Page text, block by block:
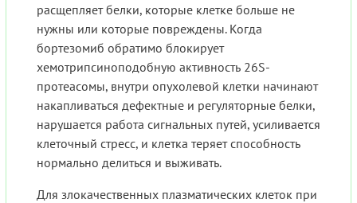
расщепляет белки, которые клетке больше не
нужны или которые повреждены. Когда
бортезомиб обратимо блокирует
хемотрипсиноподобную активность 26S-
протеасомы, внутри опухолевой клетки начинают
накапливаться дефектные и регуляторные белки,
нарушается работа сигнальных путей, усиливается
клеточный стресс, и клетка теряет способность
нормально делиться и выживать.
Для злокачественных плазматических клеток при